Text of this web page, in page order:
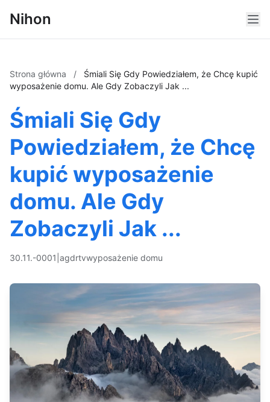
Nihon
Strona główna /
Śmiali Się Gdy Powiedziałem, że Chcę kupić
wyposażenie domu. Ale Gdy Zobaczyli Jak ...
Śmiali Się Gdy
Powiedziałem, że Chcę
kupić wyposażenie
domu. Ale Gdy
Zobaczyli Jak ...
30.11.-0001 agdrtvwyposażenie domu